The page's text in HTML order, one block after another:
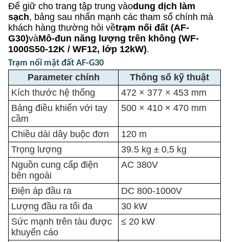
Để giữ cho trang tập trung vàodung dịch làm
sạch, bảng sau nhấn mạnh các tham số chính mà
khách hàng thường hỏi vềtrạm nối đất (AF-
G30)vàMô-đun năng lượng trên không (WF-
1000S50-12K / WF12, lớp 12kW).
Trạm nối mặt đất AF-G30
Parameter chính
Thông số kỹ thuật
Kích thước hệ thống
472 × 377 × 453 mm
Bảng điều khiển với tay
cầm
500 × 410 × 470 mm
Chiều dài dây buộc đơn
120 m
Trọng lượng
39.5 kg ± 0,5 kg
Nguồn cung cấp điện
bên ngoài
AC 380V
Điện áp đầu ra
DC 800-1000V
Lượng đầu ra tối đa
30 kW
Sức mạnh trên tàu được
khuyến cáo
≤ 20 kW